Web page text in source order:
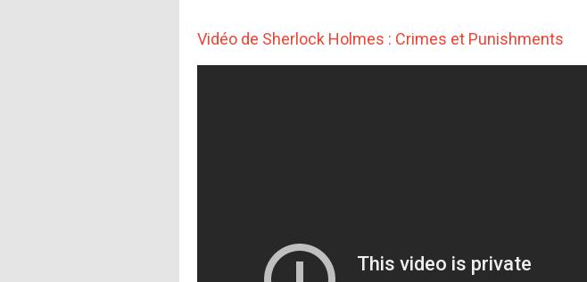
Vidéo de Sherlock Holmes : Crimes et Punishments